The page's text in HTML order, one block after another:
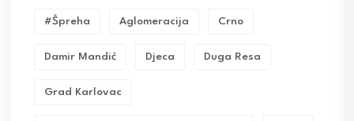
#Špreha Aglomeracija Crno
Damir Mandić Djeca Duga Resa
Grad Karlovac